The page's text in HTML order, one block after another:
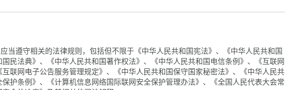
当遵守相关的法律规则，包括但不限于《中华人民共和国宪法》、《中华人民共和国
民法典》、《中华人民共和国著作权法》、《中华人民共和国电信条例》、《互联网
联网电子公告服务管理规定》、《中华人民共和国保守国家秘密法》、《中华人民共
护条例》、《计算机信息网络国际联网安全保护管理办法》、《全国人民代表大会常